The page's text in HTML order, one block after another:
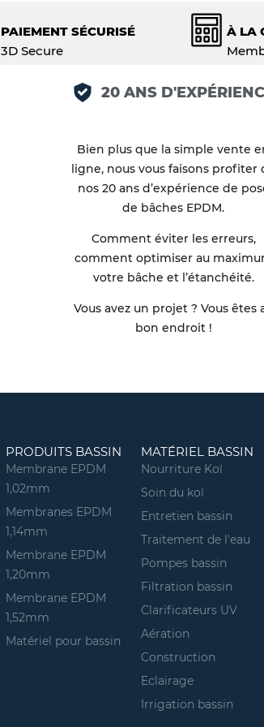
PAIEMENT SÉCURISÉ
3D Secure
À LA
20 ANS
Bien plus que la simple vente
ligne, nous vous faisons profiter
nos 20 ans d’expérience de
de bâches EPDM.
Comment éviter les erreurs,
comment optimiser au
votre bâche et l’étanchéité.
Vous avez un projet ? Vous êtes
bon endroit !
PRODUITS BASSIN
Membrane EPDM
1,02mm
Membranes EPDM
1,14mm
Membrane EPDM
1,20mm
Membrane EPDM
1,52mm
Matériel pour bassin
MATÉRIEL BASSIN
Nourriture Koï
Soin du koï
Entretien bassin
Traitement de l'eau
Pompes bassin
Filtration bassin
Clarificateurs UV
Aération
Construction
Eclairage
Irrigation bassin